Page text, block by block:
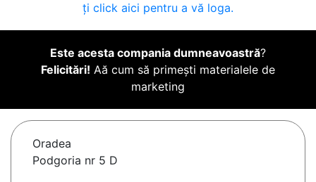
ți click aici pentru a vă loga.
Este acesta compania dumneavoastră?
Felicitări! Aă cum să primești materialele de
marketing
Oradea
Podgoria nr 5 D